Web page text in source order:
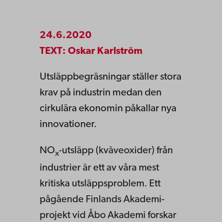
24.6.2020
TEXT: Oskar Karlström
Utsläppbegräsningar ställer stora
krav på industrin medan den
cirkulära ekonomin påkallar nya
innovationer.
NOx-utsläpp (kväveoxider) från
industrier är ett av våra mest
kritiska utsläppsproblem. Ett
pågående Finlands Akademi-
projekt vid Åbo Akademi forskar